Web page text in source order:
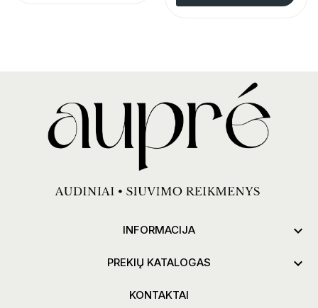
INFORMACIJA 
PREKIŲ KATALOGAS 
KONTAKTAI